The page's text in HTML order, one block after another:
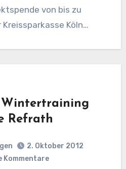
von bis zu
Köln…
Refrath
2. Oktober 2012
Kommentare